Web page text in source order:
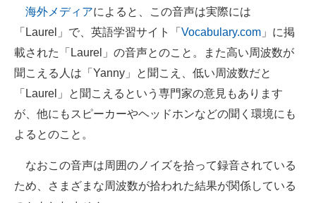
海外メディアによると、この音声は実際には
「Laurel」で、英語学習サイト「 Vocabulary.com 」に掲
載された「Laurel」の音声とのこと。また高い周波数が
聞こえる人は「Yanny」と聞こえ、低い周波数だと
「Laurel」と聞こえるという専門家の意見もあります
が、他にもスピーカーやヘッドホンなどの聞く環境にも
よるとのこと。
なおこの音声は周囲のノイズを拾って録音されている
ため、さまざまな周波数が拾われた結果が関係している